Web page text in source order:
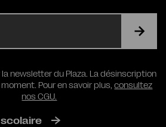
RGPD
newsletter du Plaza. La désinscription
Pour en savoir plus,consultez
nos CGU.